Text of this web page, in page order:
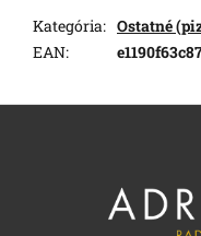
Kategória: Ostatné
EAN: